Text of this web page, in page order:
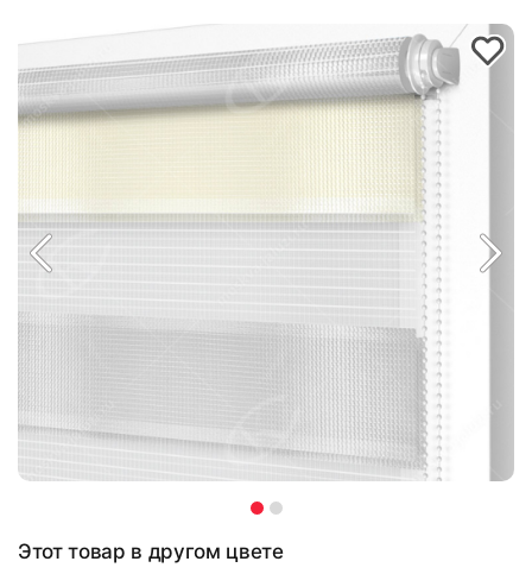
Этот товар в другом цвете